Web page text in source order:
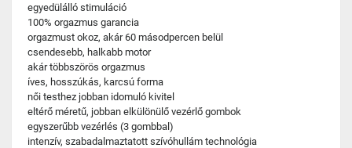
egyedülálló stimuláció
100% orgazmus garancia
orgazmust okoz, akár 60 másodpercen belül
csendesebb, halkabb motor
akár többszörös orgazmus
íves, hosszúkás, karcsú forma
női testhez jobban idomuló kivitel
eltérő méretű, jobban elkülönülő vezérlő gombok
egyszerűbb vezérlés (3 gombbal)
intenzív, szabadalmaztatott szívóhullám technológia